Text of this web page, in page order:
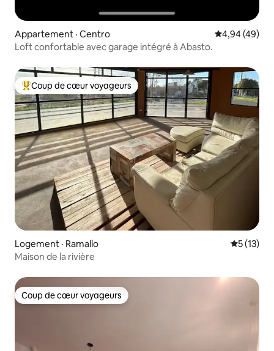
Appartement · Centro Note
4,94 (49)
Loft confortable avec garage intégré à Abasto.
Coup de cœur voyageurs parmi les plus aimés
Coup de cœur voyageurs
Logement · Ramallo Note
5 (13)
Maison de la rivière
Coup de cœur voyageurs
Coup de cœur voyageurs